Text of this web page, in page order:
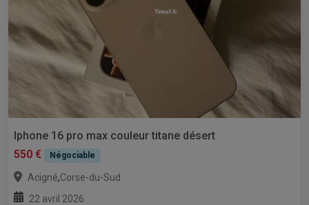
Iphone 16 pro max couleur titane désert
550 €
Négociable
Acigné,Corse-du-Sud
22 avril 2026